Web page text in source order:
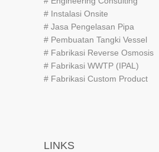
# Instalasi Onsite
# Jasa Pengelasan Pipa
# Pembuatan Tangki Vessel
# Fabrikasi Reverse Osmosis
# Fabrikasi WWTP (IPAL)
# Fabrikasi Custom Product
LINKS